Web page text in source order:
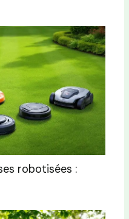
robotisées :